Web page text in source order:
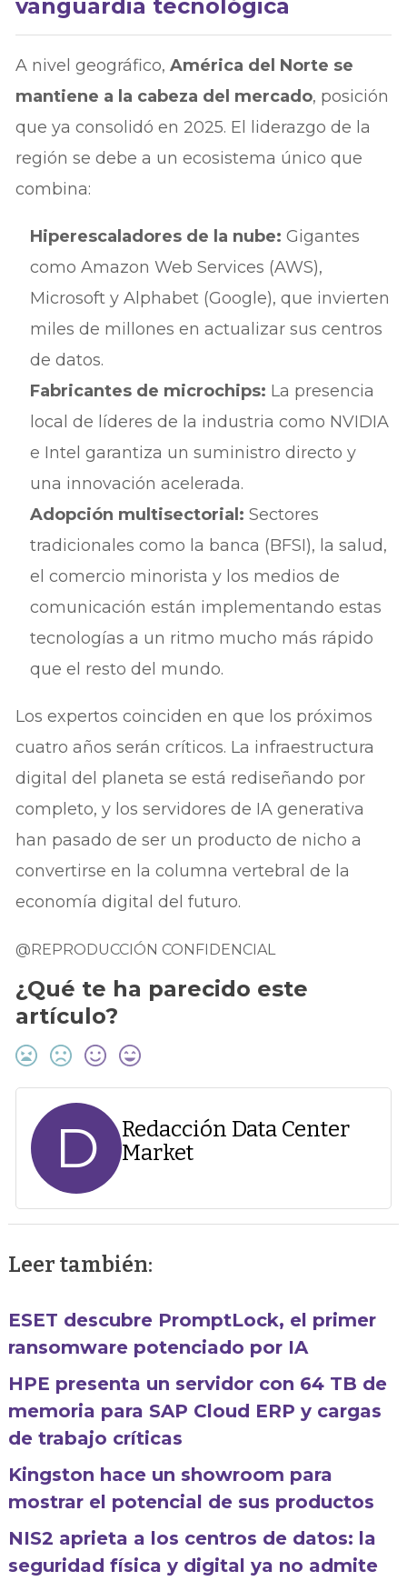
vanguardia tecnológica
A nivel geográfico,América del Norte se
mantiene a la cabeza del mercado, posición
que ya consolidó en 2025. El liderazgo de la
región se debe a un ecosistema único que
combina:
Hiperescaladores de la nube: Gigantes
como Amazon Web Services (AWS),
Microsoft y Alphabet (Google), que invierten
miles de millones en actualizar sus centros
de datos.
Fabricantes de microchips: La presencia
local de líderes de la industria como NVIDIA
e Intel garantiza un suministro directo y
una innovación acelerada.
Adopción multisectorial: Sectores
tradicionales como la banca (BFSI), la salud,
el comercio minorista y los medios de
comunicación están implementando estas
tecnologías a un ritmo mucho más rápido
que el resto del mundo.
Los expertos coinciden en que los próximos
cuatro años serán críticos. La infraestructura
digital del planeta se está rediseñando por
completo, y los servidores de IA generativa
han pasado de ser un producto de nicho a
convertirse en la columna vertebral de la
economía digital del futuro.
@REPRODUCCIÓN CONFIDENCIAL
¿Qué te ha parecido este
artículo?
D
Redacción Data Center
Market
Leer también:
ESET descubre PromptLock, el primer
ransomware potenciado por IA
HPE presenta un servidor con 64 TB de
memoria para SAP Cloud ERP y cargas
de trabajo críticas
Kingston hace un showroom para
mostrar el potencial de sus productos
NIS2 aprieta a los centros de datos: la
seguridad física y digital ya no admite